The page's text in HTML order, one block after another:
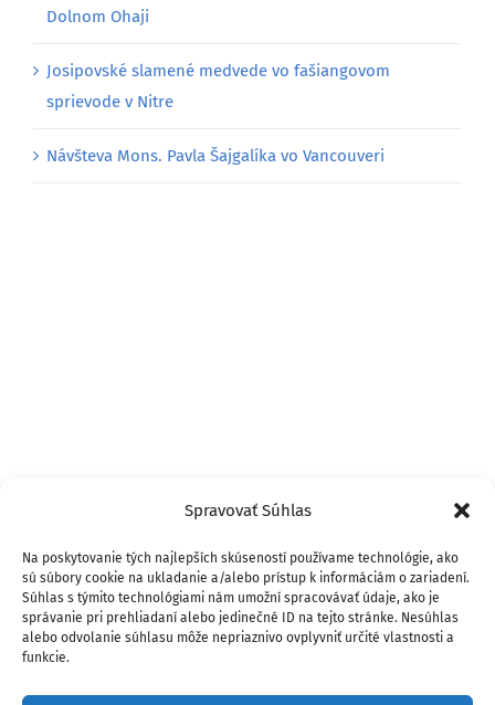
Spravovať Súhlas
Na poskytovanie tých najlepších skúseností používame technológie, ako
sú súbory cookie na ukladanie a/alebo prístup k informáciám o zariadení.
Súhlas s týmito technológiami nám umožní spracovávať údaje, ako je
správanie pri prehliadaní alebo jedinečné ID na tejto stránke. Nesúhlas
alebo odvolanie súhlasu môže nepriaznivo ovplyvniť určité vlastnosti a
funkcie.
sprievode v Nitre